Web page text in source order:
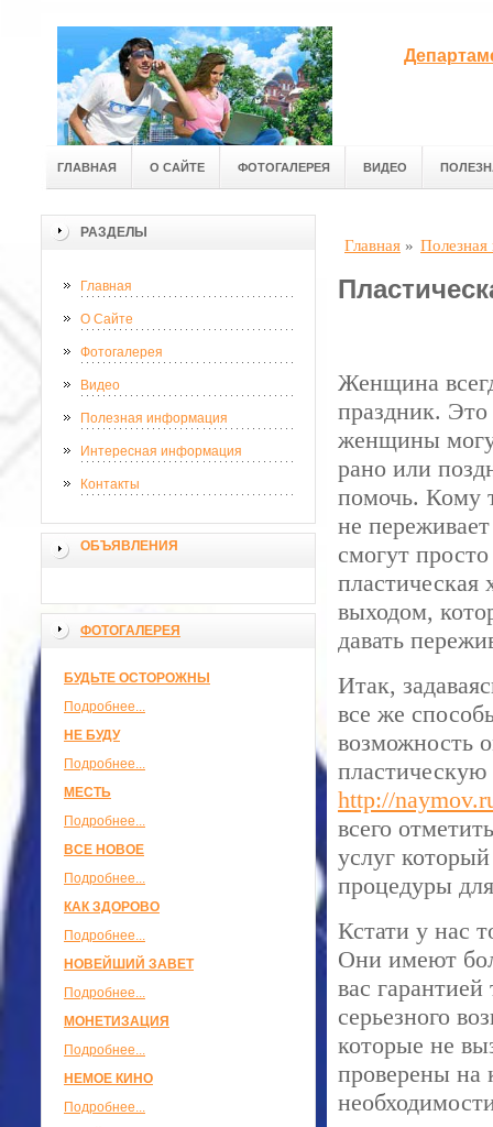
ГЛАВНАЯ О САЙТЕ ФОТОГАЛЕРЕЯ ВИДЕО
РАЗДЕЛЫ
Главная
О Сайте
Фотогалерея
Видео
Полезная информация
Интересная информация
Контакты
ОБЪЯВЛЕНИЯ
ФОТОГАЛЕРЕЯ
БУДЬТЕ ОСТОРОЖНЫ
Подробнее...
НЕ БУДУ
Подробнее...
МЕСТЬ
Подробнее...
ВСЕ НОВОЕ
Подробнее...
КАК ЗДОРОВО
Подробнее...
НОВЕЙШИЙ ЗАВЕТ
Подробнее...
МОНЕТИЗАЦИЯ
Подробнее...
НЕМОЕ КИНО
Подробнее...
Главная »
Женщина
праздник. Это
женщины
рано или
помочь. Кому
не
смогут
пластическая
выходом,
давать
Итак,
все же
возможность
http://
всего
услуг
процедуры
Кстати у нас
Они имеют
вас
серьезного
которые не
проверены на